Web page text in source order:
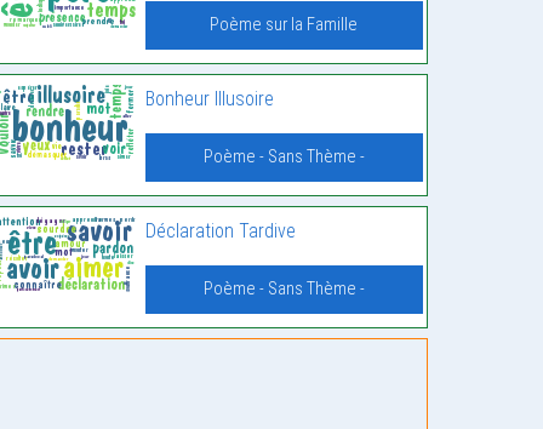
Poème sur la Famille
Bonheur Illusoire
Poème - Sans Thème -
Déclaration Tardive
Poème - Sans Thème -